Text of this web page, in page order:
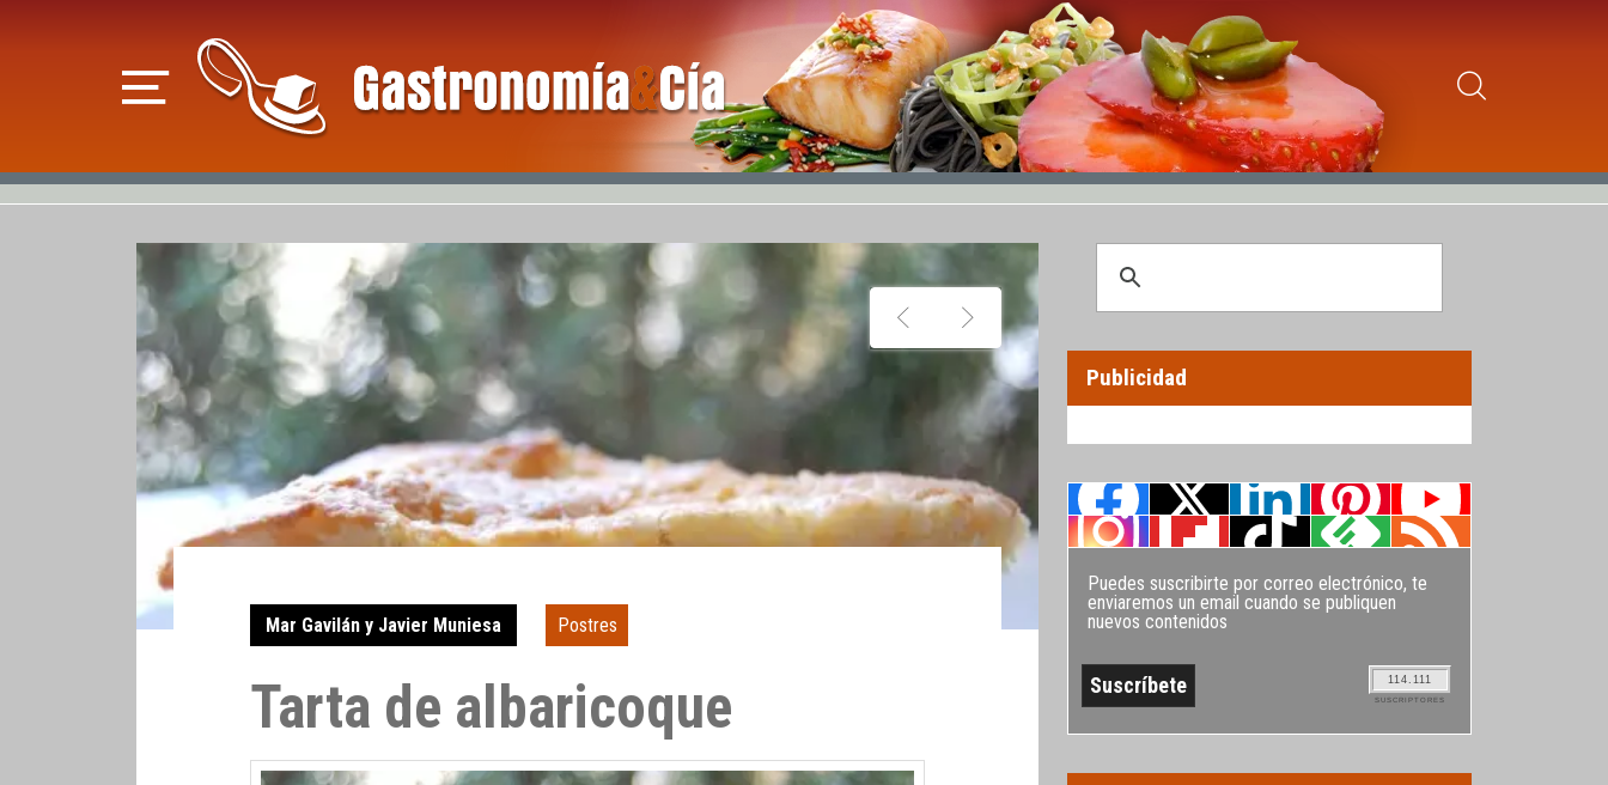
Mar Gavilán y Javier Muniesa Postres
Tarta de albaricoque
Publicidad
Puedes suscribirte por correo electrónico, te
enviaremos un email cuando se publiquen
nuevos contenidos
114.111
SUSCRIPTORES